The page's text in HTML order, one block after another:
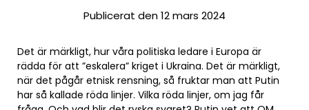
Publicerat den 12 mars 2024
Det är märkligt, hur våra politiska ledare i Europa är
rädda för att ”eskalera” kriget i Ukraina. Det är märkligt,
när det pågår etnisk rensning, så fruktar man att Putin
har så kallade röda linjer. Vilka röda linjer, om jag får